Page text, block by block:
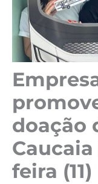
doação
feira (11)